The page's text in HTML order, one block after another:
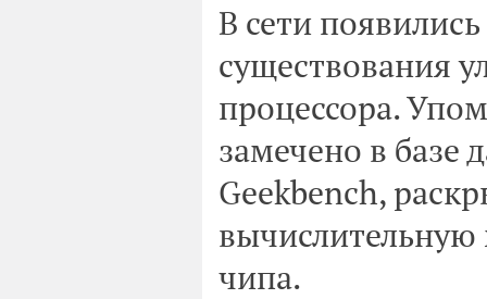
В сети
существования
процессора.
замечено в базе
Geekbench,
чипа.